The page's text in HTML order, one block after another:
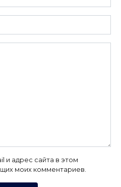
и адрес сайта в этом
моих комментариев.